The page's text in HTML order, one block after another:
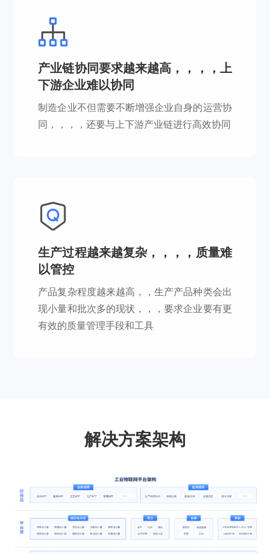
产业链协同要求越来越高，，，，上
下游企业难以协同
制造企业不但需要不断增强企业自身的运营协
同，，，，还要与上下游产业链进行高效协同
生产过程越来越复杂，，，，质量难
以管控
产品复杂程度越来越高，，生产产品种类会出
现小量和批次多的现状，，，要求企业要有更
有效的质量管理手段和工具
解决方案架构